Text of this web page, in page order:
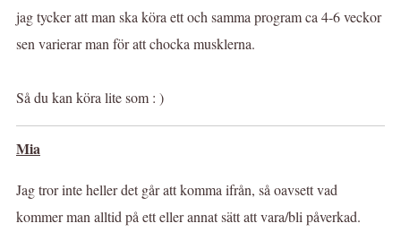
jag tycker att man ska köra ett och samma program ca 4-6 veckor
sen varierar man för att chocka musklerna.
Så du kan köra lite som : )
Mia
Jag tror inte heller det går att komma ifrån, så oavsett vad
kommer man alltid på ett eller annat sätt att vara/bli påverkad.